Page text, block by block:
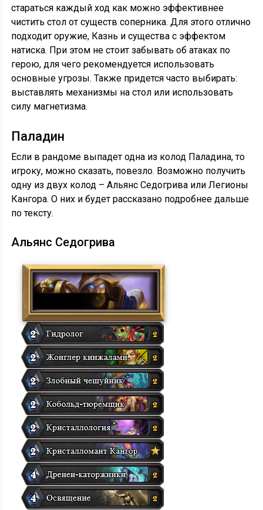
стараться каждый ход как можно эффективнее
чистить стол от существ соперника. Для этого отлично
подходит оружие, Казнь и существа с эффектом
натиска. При этом не стоит забывать об атаках по
герою, для чего рекомендуется использовать
основные угрозы. Также придется часто выбирать:
выставлять механизмы на стол или использовать
силу магнетизма.
Паладин
Если в рандоме выпадет одна из колод Паладина, то
игроку, можно сказать, повезло. Возможно получить
одну из двух колод – Альянс Седогрива или Легионы
Кангора. О них и будет рассказано подробнее дальше
по тексту.
Альянс Седогрива